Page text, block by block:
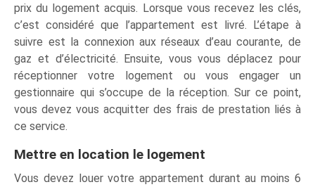
prix du logement acquis. Lorsque vous recevez les clés,
c’est considéré que l’appartement est livré. L’étape à
suivre est la connexion aux réseaux d’eau courante, de
gaz et d’électricité. Ensuite, vous vous déplacez pour
réceptionner votre logement ou vous engager un
gestionnaire qui s’occupe de la réception. Sur ce point,
vous devez vous acquitter des frais de prestation liés à
ce service.
Mettre en location le logement
Vous devez louer votre appartement durant au moins 6